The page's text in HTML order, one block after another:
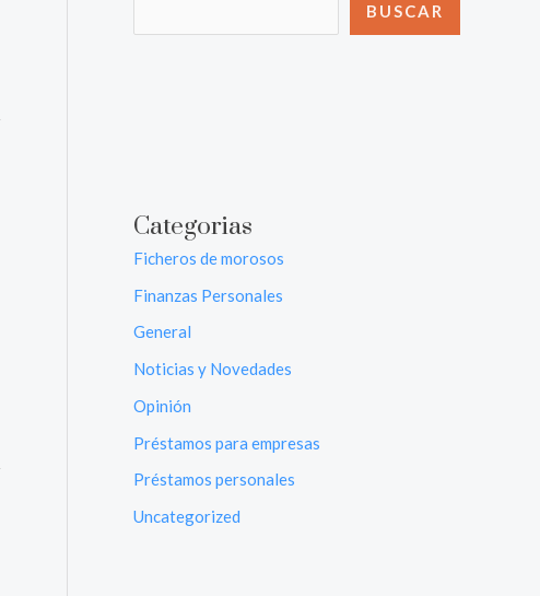
BUSCAR
Categorias
Ficheros de morosos
Finanzas Personales
General
Noticias y Novedades
Opinión
Préstamos para empresas
Préstamos personales
Uncategorized